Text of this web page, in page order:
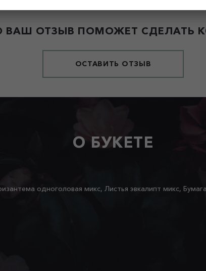
ОТЗЫВ ПОМОЖЕТ СДЕЛАТЬ
ОСТАВИТЬ ОТЗЫВ
О БУКЕТЕ
одноголовая микс, Листья эвкалипт микс,